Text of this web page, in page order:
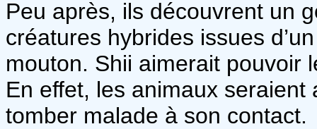
Peu après, ils découvrent un
créatures hybrides issues
mouton. Shii aimerait pouvoir
En effet, les animaux
tomber malade à son contact.